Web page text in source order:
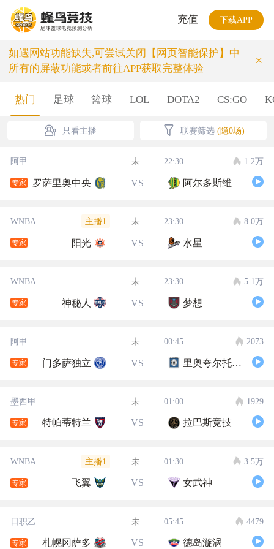
充值 下载APP
如遇网站功能缺失,可尝试关闭【网页智能保护】中
所有的屏蔽功能或者前往APP获取完整体验
×
热门 足球 篮球 LOL DOTA2 CS:GO
只看主播 联赛筛选 (隐0场)
阿甲 未 22:30 1.2万
专家 罗萨里奥中央 VS 阿尔多斯维
WNBA 主播1 未 23:30 8.0万
专家 阳光 VS 水星
WNBA 未 23:30 5.1万
专家 神秘人 VS 梦想
阿甲 未 00:45 2073
专家 门多萨独立 VS 里奥夸尔托学生队
墨西甲 未 01:00 1929
专家 特帕蒂特兰 VS 拉巴斯竞技
WNBA 主播1 未 01:30 3.5万
专家 飞翼 VS 女武神
日职乙 未 05:45 4479
专家 札幌冈萨多 VS 德岛漩涡